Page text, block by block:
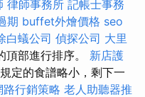
律師事務所 記帳士事務
期 buffet外燴價格 seo
白蟻公司 偵探公司 大里
頂部進行排序。 新店護
定的食譜略小，剩下一
行銷策略 老人助聽器推